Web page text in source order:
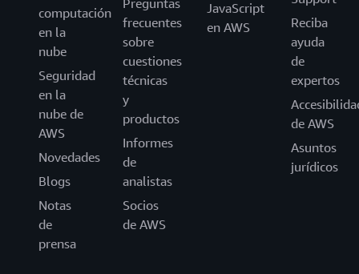
computación
en la
nube
Seguridad
en la
nube de
AWS
Novedades
Blogs
Notas
de
prensa
Preguntas
frecuentes
sobre
cuestiones
técnicas
y
productos
Informes
de
analistas
Socios
de AWS
JavaScript
en AWS
Reciba
ayuda
de
expertos
de AWS
Asuntos
jurídicos